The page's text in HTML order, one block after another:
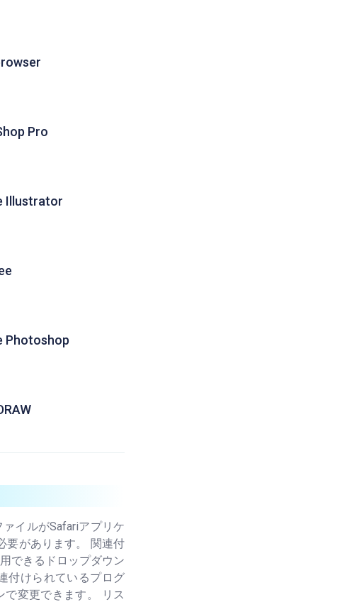
Pro
Illustrator
Photoshop
イルがSafariアプリケ
要があります。 関連付
できるドロップダウン
付けられているプログ
で変更できます。 リス